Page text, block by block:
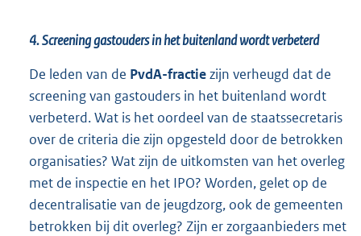
4. Screening gastouders in het buitenland wordt verbeterd
De leden van de PvdA-fractiezijn verheugd dat de
screening van gastouders in het buitenland wordt
verbeterd. Wat is het oordeel van de staatssecretaris
over de criteria die zijn opgesteld door de betrokken
organisaties? Wat zijn de uitkomsten van het overleg
met de inspectie en het IPO? Worden, gelet op de
decentralisatie van de jeugdzorg, ook de gemeenten
betrokken bij dit overleg? Zijn er zorgaanbieders met